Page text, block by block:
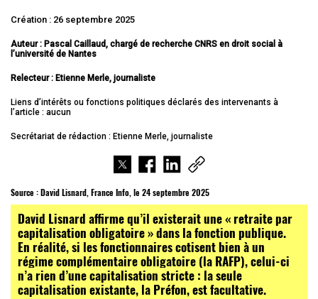
Création : 26 septembre 2025
Auteur : Pascal Caillaud, chargé de recherche CNRS en droit social à
l’université de Nantes
Relecteur : Etienne Merle, journaliste
Liens d’intérêts ou fonctions politiques déclarés des intervenants à
l’article : aucun
Secrétariat de rédaction : Etienne Merle, journaliste
Source :David Lisnard, France Info, le 24 septembre 2025
David Lisnard affirme qu’il existerait une « retraite par
capitalisation obligatoire » dans la fonction publique.
En réalité, si les fonctionnaires cotisent bien à un
régime complémentaire obligatoire (la RAFP), celui-ci
n’a rien d’une capitalisation stricte : la seule
capitalisation existante, la Préfon, est facultative.